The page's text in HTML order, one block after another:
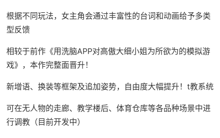
根据不同玩法，女主角会通过丰富性的台词和动画给予多类
型反馈
相较于前作《用洗脑APP对高傲大细小姐为所欲为的模拟游
戏》，本作完整面晋升！
新增语、换装等框架及追加姿势，自由度大幅提升！t教系统
可在无人物的走廊、教学楼后、体育仓库等各品种场景中进
行调教（目前开发中）